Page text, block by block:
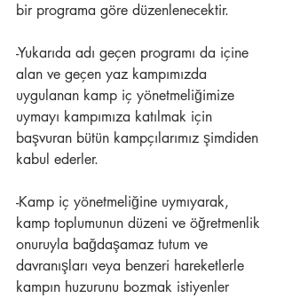
bir programa göre düzenlenecektir.
-Yukarıda adı geçen programı da içine
alan ve geçen yaz kampımızda
uygulanan kamp iç yönetmeliğimize
uymayı kampımıza katılmak için
başvuran bütün kampçılarımız şimdiden
kabul ederler.
-Kamp iç yönetmeliğine uymıyarak,
kamp toplumunun düzeni ve öğretmenlik
onuruyla bağdaşamaz tutum ve
davranışları veya benzeri hareketlerle
kampın huzurunu bozmak istiyenler